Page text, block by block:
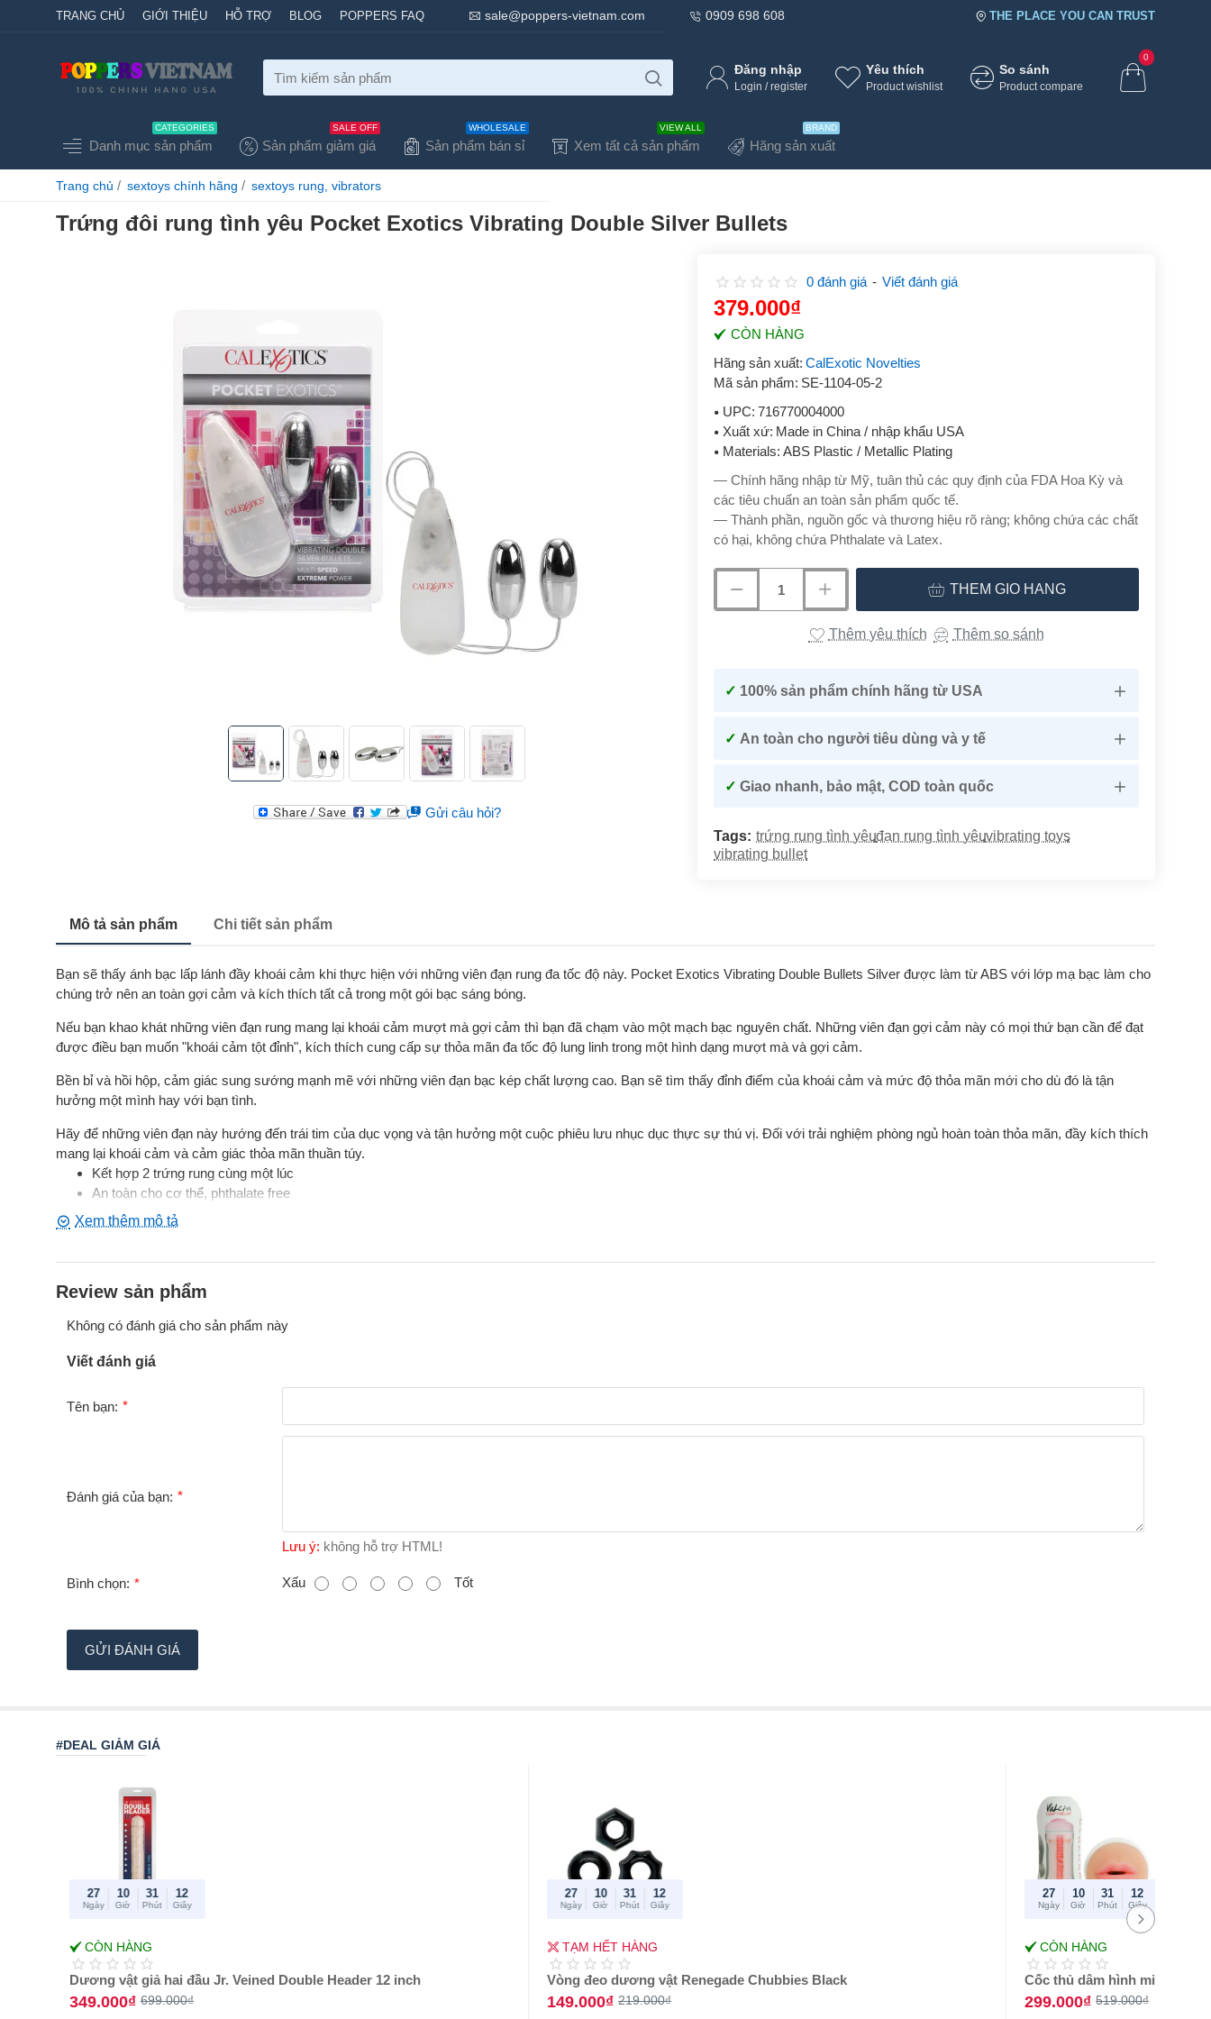
TRANG CHỦ GIỚI THIỆU HỖ TRỢ BLOG POPPERS FAQ sale@poppers-vietnam.com 0909 698 608 THE PLACE YOU CAN TRUST
Tìm
phẩm
Đăng nhập
Login / register
Yêu thích
Product wishlist
So sánh
Product compare
0
Danh mục sản phẩm
CATEGORIES
Sản phẩm giảm giá
SALE OFF
Sản phẩm bán sỉ
WHOLESALE
Xem tất cả sản phẩm
VIEW ALL
Hãng sản xuất
BRAND
Trứng đôi rung tình yêu Pocket Exotics Vibrating Double Silver Bullets
Trang chủ home
sextoys chính hãng sextoys rung, vibrators
Gửi câu hỏi?
CÒN HÀNG
Hãng sản xuất: CalExotic Novelties
Mã sản phẩm: SE-1104-05-2
UPC: 716770004000
Xuất xứ: Made in China / nhập khẩu USA
Materials: ABS Plastic / Metallic Plating
0 đánh giá - Viết đánh giá
379.000₫
THÊM GIỎ HÀNG
Thêm yêu thích Thêm so sánh
— Chính hãng nhập từ Mỹ, tuân thủ các quy định của FDA Hoa Kỳ và
các tiêu chuẩn an toàn sản phẩm quốc tế.
— Thành phần, nguồn gốc và thương hiệu rõ ràng; không chứa các chất
có hại, không chứa Phthalate và Latex.
✓ 100% sản phẩm chính hãng từ USA
✓ An toàn cho người tiêu dùng và y tế
✓ Giao nhanh, bảo mật, COD toàn quốc
Tags: trứng rung tình yêu
,đạn rung tình yêu
,vibrating toys
,
vibrating bullet
Mô tả sản phẩm Chi tiết sản phẩm
Bạn sẽ thấy ánh bạc lấp lánh đầy khoái cảm khi thực hiện với những viên đạn rung đa tốc độ này. Pocket Exotics Vibrating Double Bullets Silver được làm từ ABS với lớp mạ bạc làm cho
chúng trở nên an toàn gợi cảm và kích thích tất cả trong một gói bạc sáng bóng.
Nếu bạn khao khát những viên đạn rung mang lại khoái cảm mượt mà gợi cảm thì bạn đã chạm vào một mạch bạc nguyên chất. Những viên đạn gợi cảm này có mọi thứ bạn cần để đạt
được điều bạn muốn "khoái cảm tột đỉnh", kích thích cung cấp sự thỏa mãn đa tốc độ lung linh trong một hình dạng mượt mà và gợi cảm.
Bền bỉ và hồi hộp, cảm giác sung sướng mạnh mẽ với những viên đạn bạc kép chất lượng cao. Bạn sẽ tìm thấy đỉnh điểm của khoái cảm và mức độ thỏa mãn mới cho dù đó là tận
hưởng một mình hay với bạn tình.
Hãy để những viên đạn này hướng đến trái tim của dục vọng và tận hưởng một cuộc phiêu lưu nhục dục thực sự thú vị. Đối với trải nghiệm phòng ngủ hoàn toàn thỏa mãn, đầy kích thích
mang lại khoái cảm và cảm giác thỏa mãn thuần túy.
Kết hợp 2 trứng rung cùng một lúc
An toàn cho cơ thể, phthalate free
Rung mạnh mẽ, đa tốc độ
Hoạt động: 2 pin AA (không bao gồm)
Màu sắc: Silver
Đặt điểm: Phthalate Free, Vibrates
Review sản phẩm
Không có đánh giá cho sản phẩm này
Viết đánh giá
Tên bạn:
Đánh giá của bạn:
Lưu ý: không hỗ trợ HTML!
B
n
ọ
Bình chọn: Xấu Tốt
GỬI ĐÁNH GIÁ
#DEAL GIẢM GIÁ
Best Amazon
reviews
27
Ngày
10
Giờ
31
Phút
12
Giây
CÒN HÀNG
Dương vật giả hai đầu Jr. Veined Double Header 12 inch
349.000₫ 699.000₫
27
Ngày
10
Giờ
31
Phút
12
Giây
TẠM HẾT HÀNG
Vòng đeo dương vật Renegade Chubbies Black
149.000₫ 219.000₫
-42%
27
Ngày
10
Giờ
31
Phút
12
Giây
CÒN HÀNG
Cốc thủ dâm hình miệng
299.000₫ 519.000₫